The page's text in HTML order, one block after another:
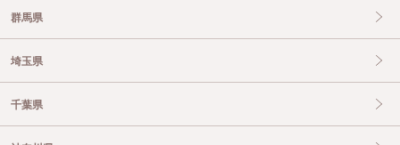
群馬県
埼玉県
千葉県